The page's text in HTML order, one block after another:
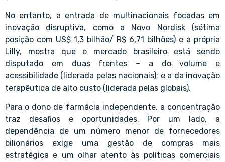
No entanto, a entrada de multinacionais focadas em
inovação disruptiva, como a Novo Nordisk (sétima
posição com US$ 1,3 bilhão/ R$ 6,71 bilhões) e a própria
Lilly, mostra que o mercado brasileiro está sendo
disputado em duas frentes – a do volume e
acessibilidade (liderada pelas nacionais); e a da inovação
terapêutica de alto custo (liderada pelas globais).
Para o dono de farmácia independente, a concentração
traz desafios e oportunidades. Por um lado, a
dependência de um número menor de fornecedores
bilionários exige uma gestão de compras mais
estratégica e um olhar atento às políticas comerciais